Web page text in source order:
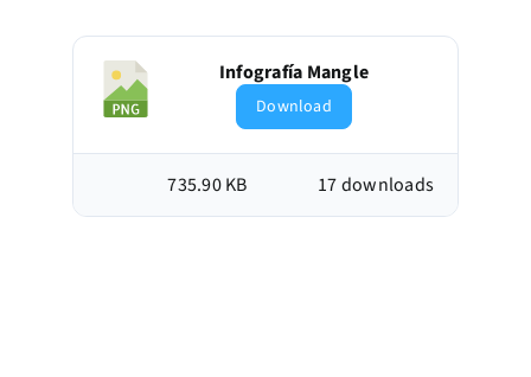
Infografía Mangle
Download
17 downloads
735.90 KB